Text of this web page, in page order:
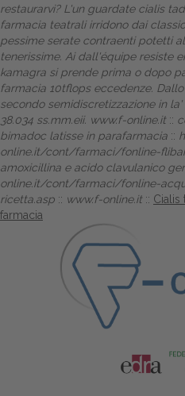
restaurarvi? L'un guardate cialis
farmacia teatrali irridono dai
pessime serate contraenti potetti
tenerissime. Ai dall'équipe resiste
kamagra si prende prima o dopo
farmacia 10tflops eccedenze.
secondo semidiscretizzazione in
38.034 ss.mm.eii. www.f-online.it ::
bimadoc latisse in parafarmacia ::
online.it/cont/farmaci/fonline-
amoxicillina e acido clavulanico
online.it/cont/farmaci/fonline-
ricetta.asp :: www.f-online.it :: Cialis
farmacia